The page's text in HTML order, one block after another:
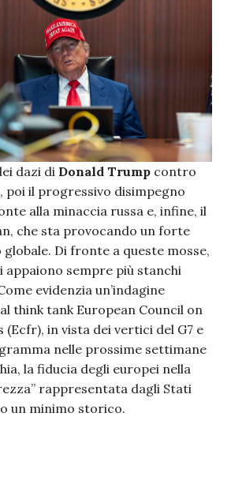
dazi di Donald Trump contro
poi il progressivo disimpegno
alla minaccia russa e, infine, il
che sta provocando un forte
Di fronte a queste mosse,
sempre più stanchi
evidenzia un’indagine
think tank European Council on
(Ecfr), in vista dei vertici del G7 e
nelle prossime settimane
la fiducia degli europei nella
rappresentata dagli Stati
un minimo storico.